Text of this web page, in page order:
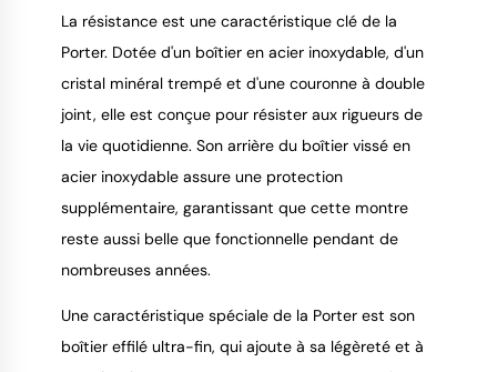
9.4
La résistance est une caractéristique clé de la
Porter. Dotée d'un boîtier en acier inoxydable, d'un
cristal minéral trempé et d'une couronne à double
joint, elle est conçue pour résister aux rigueurs de
la vie quotidienne. Son arrière du boîtier vissé en
acier inoxydable assure une protection
supplémentaire, garantissant que cette montre
reste aussi belle que fonctionnelle pendant de
nombreuses années.
Une caractéristique spéciale de la Porter est son
boîtier effilé ultra-fin, qui ajoute à sa légèreté et à